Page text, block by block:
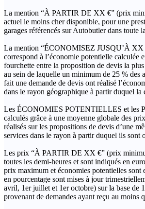
La mention “À PARTIR DE XX €” (prix
actuel le moins cher disponible, pour une
garages référencés sur Autobutler dans toute
La mention “ÉCONOMISEZ JUSQU’À XX
correspond à l’économie potentielle calculée
fourchette entre la proposition de devis la
au sein de laquelle un minimum de 25 % des
fait une demande de devis ont réalisé
dans le rayon géographique à partir duquel la
Les ÉCONOMIES POTENTIELLES et les
calculés grâce à une moyenne globale des
réalisés sur les propositions de devis d’une
services dans le rayon à partir duquel ils sont
Les prix “À PARTIR DE XX €” (prix
toutes les demi-heures et sont indiqués en
prix maximum et économies potentielles sont
en pourcentage sont mises à jour
avril, 1er juillet et 1er octobre) sur la base de
provenant de demandes ayant reçu au moins